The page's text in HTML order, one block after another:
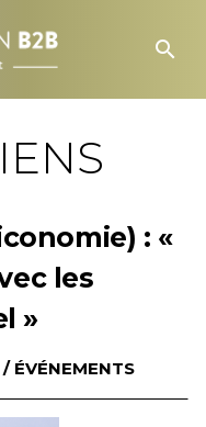
search
: «
les
»
/ ÉVÉNEMENTS